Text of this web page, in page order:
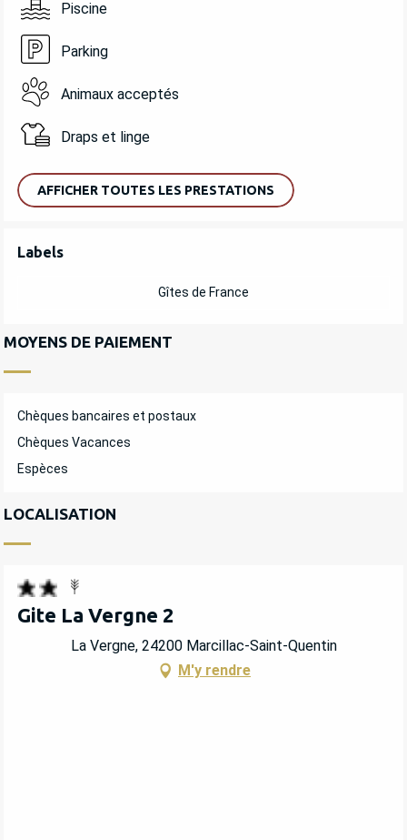
Piscine
Parking
Animaux acceptés
Draps et linge
AFFICHER TOUTES LES PRESTATIONS
OFFRES DE PRESTATIONS
Labels
Labels
Gîtes de France
MOYENS DE PAIEMENT
Chèques bancaires et postaux
Chèques Vacances
Espèces
LOCALISATION
Gite La Vergne 2
La Vergne, 24200 Marcillac-Saint-Quentin
M'y rendre